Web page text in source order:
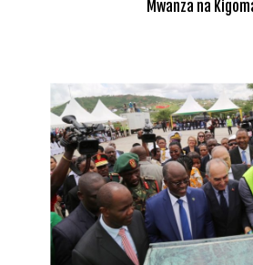
Mwanza na